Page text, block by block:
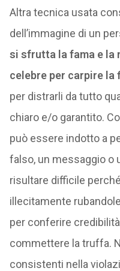
Altra tecnica usata
dell’immagine di un
si sfrutta la fama e la
celebre per carpire la
per distrarli da tutto
chiaro e/o garantito.
può essere indotto a
falso, un messaggio o
risultare difficile
illecitamente
per conferire
commettere la truffa.
consistenti nella